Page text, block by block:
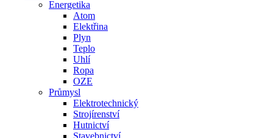
Energetika
Atom
Elektřina
Plyn
Teplo
Uhlí
Ropa
OZE
Průmysl
Elektrotechnický
Strojírenství
Hutnictví
Stavebnictví